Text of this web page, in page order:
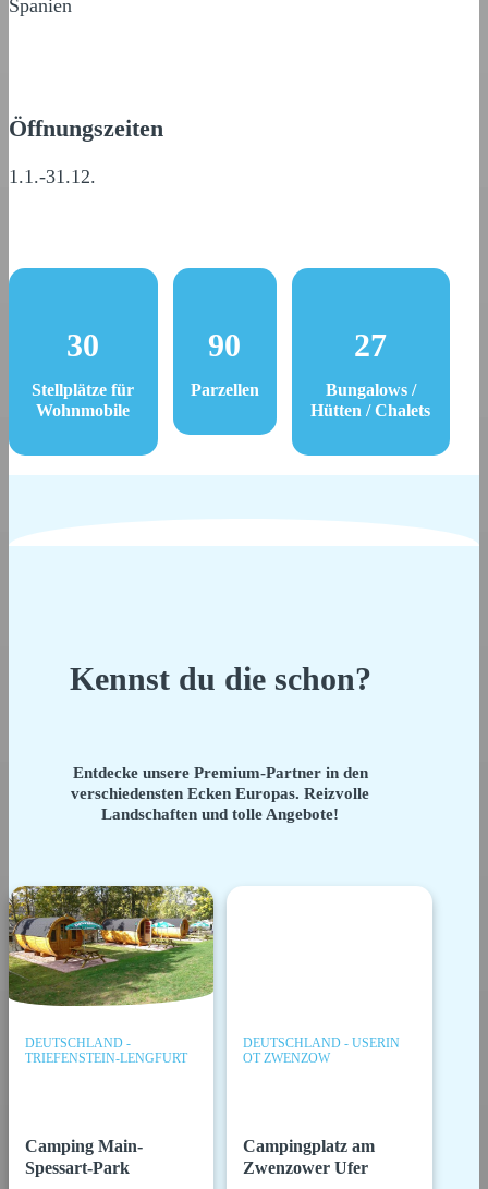
Spanien
Öffnungszeiten
1.1.-31.12.
30
Stellplätze für
Wohnmobile
90
Parzellen
27
Bungalows /
Hütten / Chalets
Kennst du die schon?
Entdecke unsere Premium-Partner in den
verschiedensten Ecken Europas. Reizvolle
Landschaften und tolle Angebote!
DEUTSCHLAND -
TRIEFENSTEIN-LENGFURT
Camping Main-
Spessart-Park
DEUTSCHLAND - USERIN
OT ZWENZOW
Campingplatz am
Zwenzower Ufer